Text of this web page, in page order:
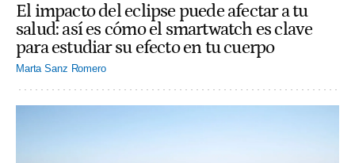
El impacto del eclipse puede afectar a tu
salud: así es cómo el smartwatch es clave
para estudiar su efecto en tu cuerpo
Marta Sanz Romero